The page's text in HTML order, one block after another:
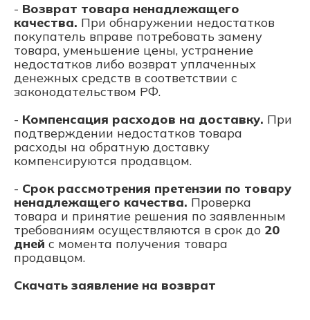
- Возврат товара ненадлежащего
качества. При обнаружении недостатков
покупатель вправе потребовать замену
товара, уменьшение цены, устранение
недостатков либо возврат уплаченных
денежных средств в соответствии с
законодательством РФ.
- Компенсация расходов на доставку. При
подтверждении недостатков товара
расходы на обратную доставку
компенсируются продавцом.
- Срок рассмотрения претензии по товару
ненадлежащего качества. Проверка
товара и принятие решения по заявленным
требованиям осуществляются в срок до 20
дней с момента получения товара
продавцом.
Скачать заявление на возврат